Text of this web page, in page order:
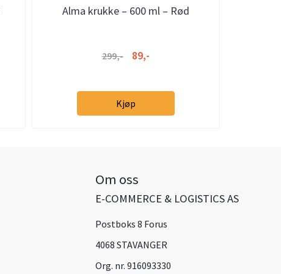
Alma krukke – 600 ml – Rød
299,- 89,-
Kjøp
Om oss
E-COMMERCE & LOGISTICS AS
Postboks 8 Forus
4068 STAVANGER
Org. nr. 916093330